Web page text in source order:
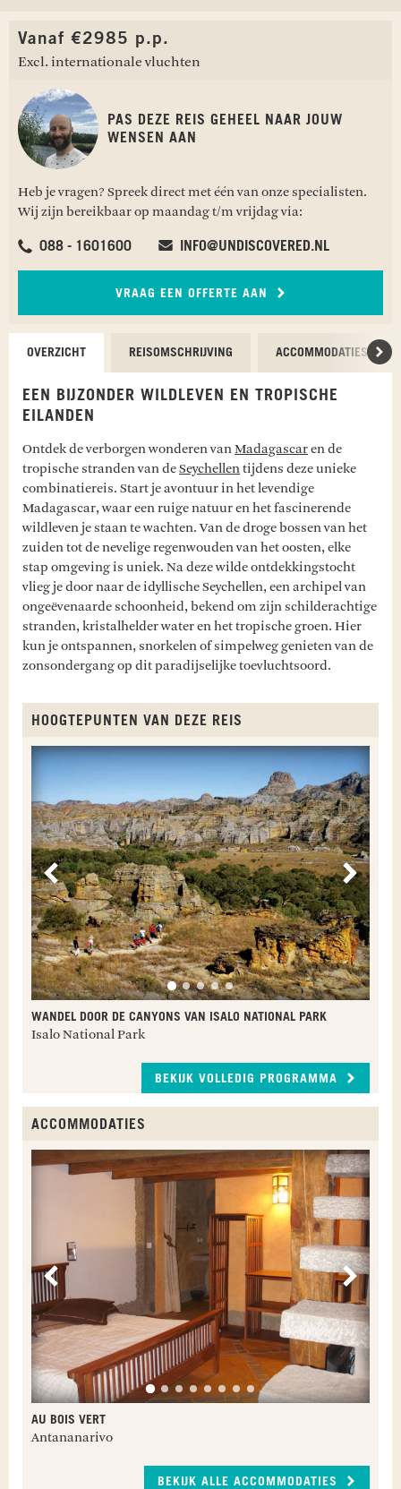
Vanaf €2985 p.p.
Excl. internationale vluchten
PAS DEZE REIS GEHEEL NAAR JOUW
WENSEN AAN
Heb je vragen? Spreek direct met één van onze specialisten.
Wij zijn bereikbaar op maandag t/m vrijdag via:
088 - 1601600 INFO@UNDISCOVERED.NL
VRAAG EEN OFFERTE AAN
OVERZICHT REISOMSCHRIJVING ACCOMMODATIES
EEN BIJZONDER WILDLEVEN EN TROPISCHE
EILANDEN
Ontdek de verborgen wonderen vanMadagascaren de
tropische stranden van deSeychellentijdens deze unieke
combinatiereis. Start je avontuur in het levendige
Madagascar, waar een ruige natuur en het fascinerende
wildleven je staan te wachten. Van de droge bossen van het
zuiden tot de nevelige regenwouden van het oosten, elke
stap omgeving is uniek. Na deze wilde ontdekkingstocht
vlieg je door naar de idyllische Seychellen, een archipel van
ongeëvenaarde schoonheid, bekend om zijn schilderachtige
stranden, kristalhelder water en het tropische groen. Hier
kun je ontspannen, snorkelen of simpelweg genieten van de
zonsondergang op dit paradijselijke toevluchtsoord.
HOOGTEPUNTEN VAN DEZE REIS
Vorige
WANDEL DOOR DE CANYONS VAN ISALO NATIONAL PARK
Isalo National Park
BEKIJK VOLLEDIG PROGRAMMA
ACCOMMODATIES
Vorige
AU BOIS VERT
Antananarivo
BEKIJK ALLE ACCOMMODATIES